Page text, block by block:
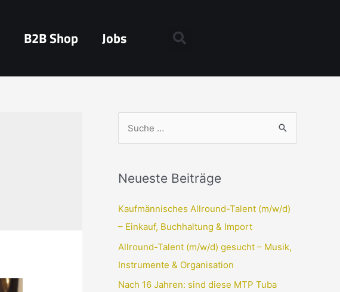
B2B Shop Jobs
Neueste Beiträge
Kaufmännisches Allround-Talent (m/w/d)
– Einkauf, Buchhaltung & Import
Allround-Talent (m/w/d) gesucht – Musik,
Instrumente & Organisation
Nach 16 Jahren: sind diese MTP Tuba